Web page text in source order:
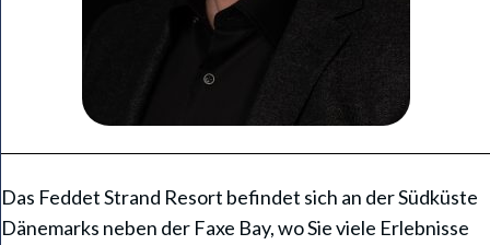
Das Feddet Strand Resort befindet sich an der Südküste
Dänemarks neben der Faxe Bay, wo Sie viele Erlebnisse